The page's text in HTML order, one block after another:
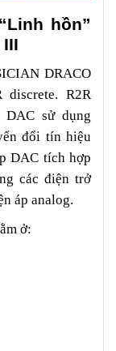
hồn”
DRACO
R2R
sử dụng
đổi tín hiệu
DAC tích hợp
các điện trở
áp analog.
ở: